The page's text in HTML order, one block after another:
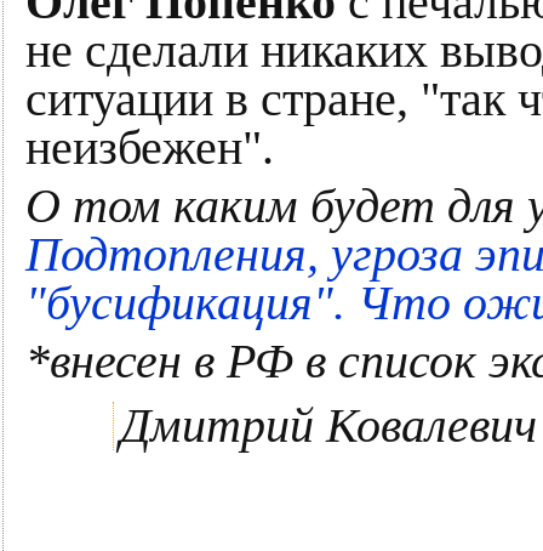
не сделали никаких
ситуации в стране, "так
неизбежен".
О том каким будет для
Подтопления, угроза
"бусификация". Что
*внесен в РФ в список
Дмитрий Ковалевич